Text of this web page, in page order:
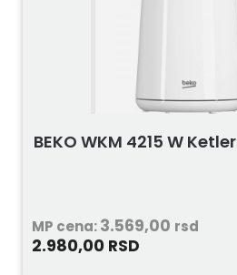
BEKO WKM 4215 W Ketler
MP cena:3.569,00 rsd
2.980,00 RSD